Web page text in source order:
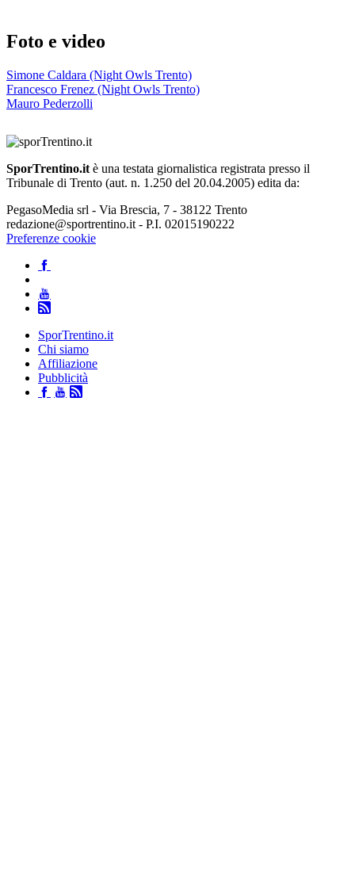
Foto e video
Simone Caldara (Night Owls Trento)
Francesco Frenez (Night Owls Trento)
Mauro Pederzolli
SporTrentino.it è una testata giornalistica registrata presso il
Tribunale di Trento (aut. n. 1.250 del 20.04.2005) edita da:
PegasoMedia srl - Via Brescia, 7 - 38122 Trento
redazione@sportrentino.it - P.I. 02015190222
Preferenze cookie
SporTrentino.it
Chi siamo
Affiliazione
Pubblicità